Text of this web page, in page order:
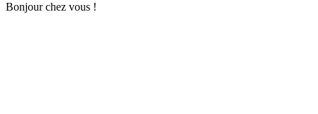
Bonjour chez vous !